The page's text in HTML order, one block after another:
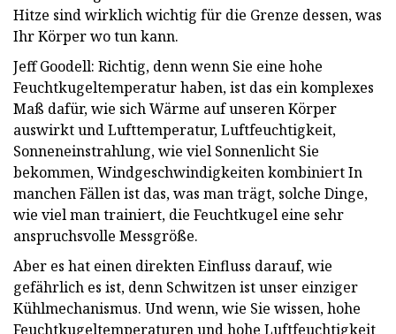
Hitze sind wirklich wichtig für die Grenze dessen, was
Ihr Körper wo tun kann.
Jeff Goodell: Richtig, denn wenn Sie eine hohe
Feuchtkugeltemperatur haben, ist das ein komplexes
Maß dafür, wie sich Wärme auf unseren Körper
auswirkt und Lufttemperatur, Luftfeuchtigkeit,
Sonneneinstrahlung, wie viel Sonnenlicht Sie
bekommen, Windgeschwindigkeiten kombiniert In
manchen Fällen ist das, was man trägt, solche Dinge,
wie viel man trainiert, die Feuchtkugel eine sehr
anspruchsvolle Messgröße.
Aber es hat einen direkten Einfluss darauf, wie
gefährlich es ist, denn Schwitzen ist unser einziger
Kühlmechanismus. Und wenn, wie Sie wissen, hohe
Feuchtkugeltemperaturen und hohe Luftfeuchtigkeit